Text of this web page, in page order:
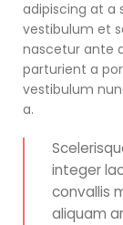
adipiscing at a
vestibulum et
nascetur ante
parturient a
vestibulum
a.
integer
convallis
aliquam